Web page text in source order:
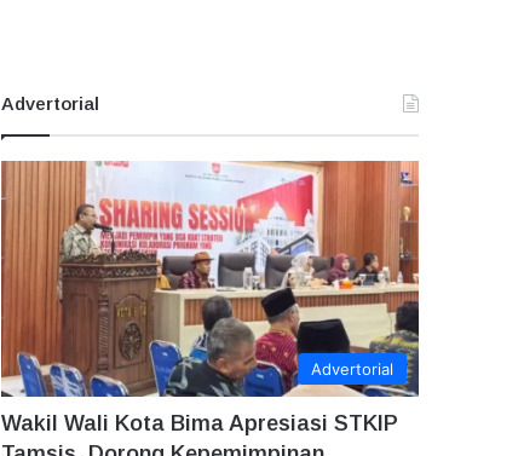
Advertorial
Advertorial
Wakil Wali Kota Bima Apresiasi STKIP